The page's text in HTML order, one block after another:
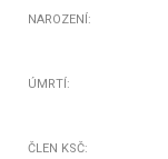
NAROZENÍ:
ÚMRTÍ:
ČLEN KSČ: